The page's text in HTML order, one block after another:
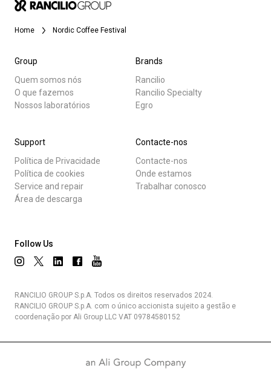
Home Nordic Coffee Festival
Group
Quem somos nós
O que fazemos
Nossos laboratórios
Brands
Rancilio
Rancilio Specialty
Egro
Support
Política de Privacidade
Política de cookies
Service and repair
Área de descarga
Contacte-nos
Contacte-nos
Onde estamos
Trabalhar conosco
Follow Us
RANCILIO GROUP S.p.A. Todos os direitos reservados 2024.
RANCILIO GROUP S.p.A. com o único accionista sujeito a gestão e
coordenação por Ali Group LLC VAT 09784580152